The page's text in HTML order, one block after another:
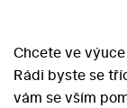
Chcete ve
Rádi byste se
vám se vším